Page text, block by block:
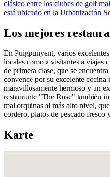
clásico entre los clubes de golf
está ubicado en la Urbanización
Los mejores
En Puigpunyent, varios
locales como a visitantes a viajes
de primera clase, que se
convence por su excelente cocina
maravillosamente hermoso y un
restaurante "The Rose" también
mallorquinas al más alto nivel,
cordero, platos de pescado fresco
Karte